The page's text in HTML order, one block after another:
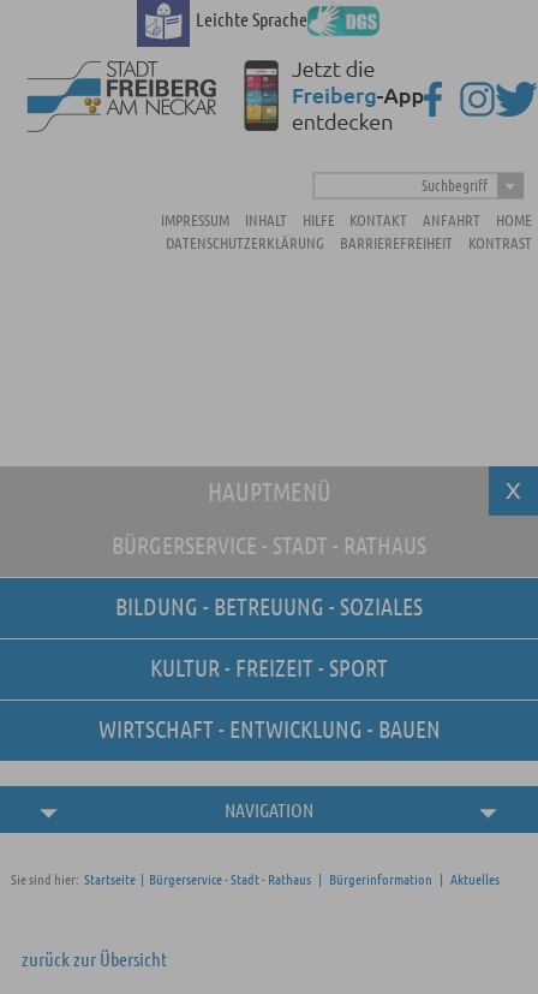
Leichte Sprache
Suchbegriff
IMPRESSUM
INHALT HILFE KONTAKT ANFAHRT
HOME
DATENSCHUTZERKLÄRUNG
BARRIEREFREIHEIT KONTRAST
HAUPTMENÜ
BÜRGERSERVICE - STADT - RATHAUS
BILDUNG - BETREUUNG - SOZIALES
KULTUR - FREIZEIT - SPORT
WIRTSCHAFT - ENTWICKLUNG - BAUEN
Unsere Stellenangebote
Online-Terminvereinbarung
Amtliche
Bekanntmachungen
NAVIGATION
Sie sind hier: Startseite | Bürgerservice - Stadt - Rathaus | Bürgerinformation | Aktuelles
zurück zur Übersicht